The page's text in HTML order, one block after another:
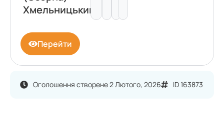
Оголошення створене 2 Лютого, 2026 ID 163873
Хмельницький
Перейти